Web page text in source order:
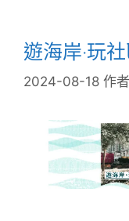
遊海岸‧玩
2024-08-18 作者